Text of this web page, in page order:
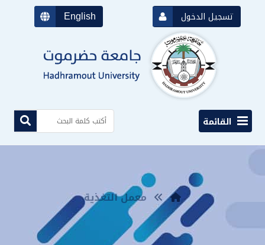
English تسجيل الدخول
القائمة
معمل التغذية